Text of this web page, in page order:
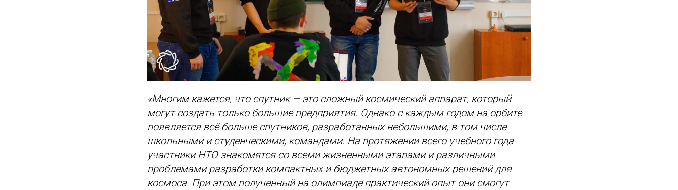
«Многим кажется, что спутник — это сложный космический аппарат, который
могут создать только большие предприятия. Однако с каждым годом на орбите
появляется всё больше спутников, разработанных небольшими, в том числе
школьными и студенческими, командами. На протяжении всего учебного года
участники НТО знакомятся со всеми жизненными этапами и различными
проблемами разработки компактных и бюджетных автономных решений для
космоса. При этом полученный на олимпиаде практический опыт они смогут